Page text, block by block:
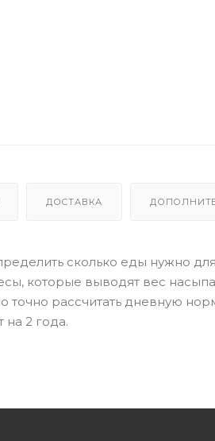
ДОСТАВКА
сколько еды нужно для
которые выводят вес
точно рассчитать дневную
на 2 года.